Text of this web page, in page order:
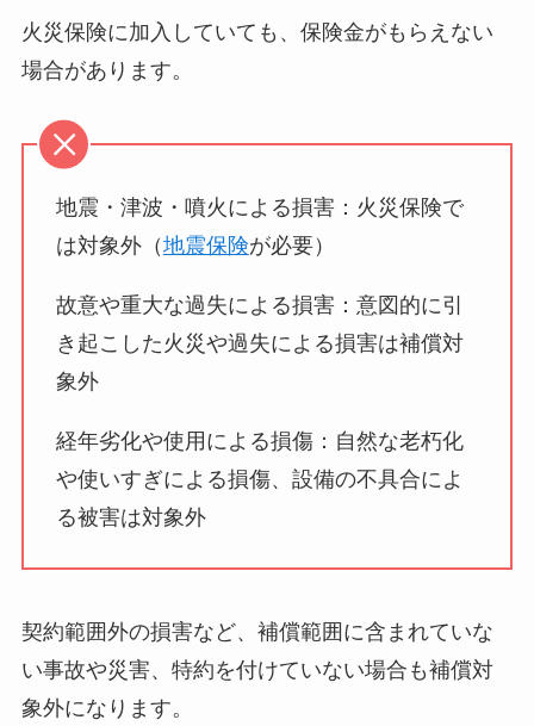
火災保険に加入していても、保険金がもらえない
場合があります。
地震・津波・噴火による損害：火災保険で
は対象外（地震保険が必要）
故意や重大な過失による損害：意図的に引
き起こした火災や過失による損害は補償対
象外
経年劣化や使用による損傷：自然な老朽化
や使いすぎによる損傷、設備の不具合によ
る被害は対象外
契約範囲外の損害など、補償範囲に含まれていな
い事故や災害、特約を付けていない場合も補償対
象外になります。